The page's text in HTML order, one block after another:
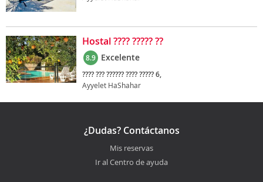
Hostal ???? ????? ??
8.9 Excelente
???? ??? ?????? ???? ????? 6,
Ayyelet HaShahar
¿Dudas? Contáctanos
Mis reservas
Ir al Centro de ayuda